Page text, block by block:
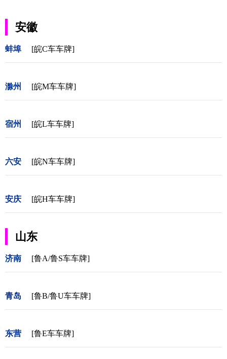
安徽
蚌埠 [皖C车车牌]
滁州 [皖M车车牌]
宿州 [皖L车车牌]
六安 [皖N车车牌]
安庆 [皖H车车牌]
山东
济南 [鲁A/鲁S车车牌]
青岛 [鲁B/鲁U车车牌]
东营 [鲁E车车牌]